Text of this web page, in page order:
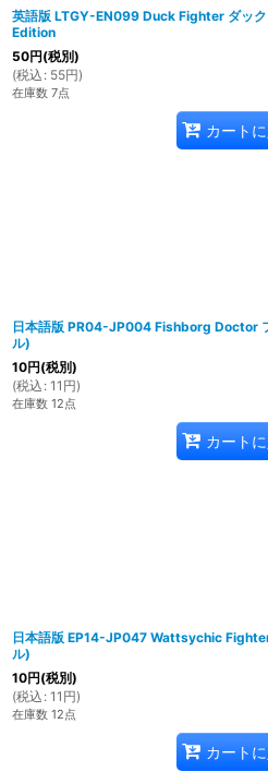
英語版 LTGY-EN099 Duck Fighter ダッ
Edition
50円(税別)
(税込 : 55円)
在庫数 7点
カート
日本語版 PR04-JP004 Fishborg Doctor
ル)
10円(税別)
(税込 : 11 円)
在庫数 12点
カート
日本語版 EP14-JP047 Wattsychic
ル)
10円(税別)
(税込 : 11 円)
在庫数 12点
カート